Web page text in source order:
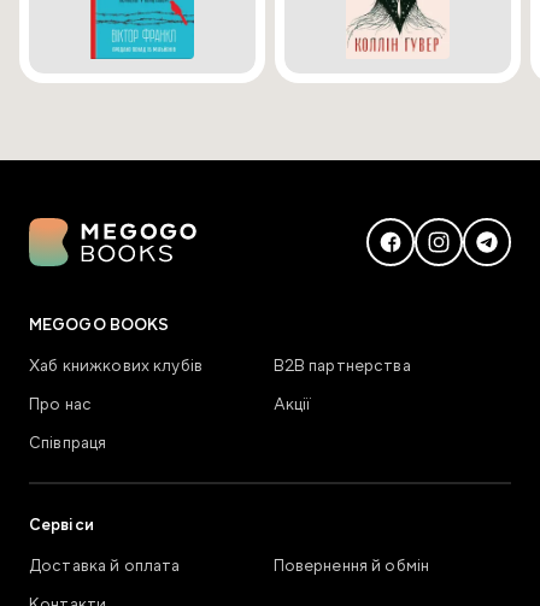
MEGOGO BOOKS
Хаб книжкових клубів
В2В партнерства
Про нас
Акції
Співпраця
Сервіси
Доставка й оплата
Повернення й обмін